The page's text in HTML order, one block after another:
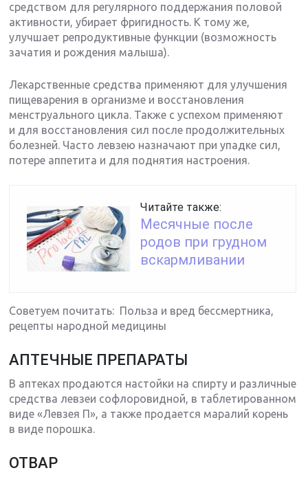
средством для регулярного поддержания половой
активности, убирает фригидность. К тому же,
улучшает репродуктивные функции (возможность
зачатия и рождения малыша).
Лекарственные средства применяют для улучшения
пищеварения в организме и восстановления
менструального цикла. Также с успехом применяют
и для восстановления сил после продолжительных
болезней. Часто левзею назначают при упадке сил,
потере аппетита и для поднятия настроения.
Читайте также:
Месячные после
родов при грудном
вскармливании
Советуем почитать: Польза и вред бессмертника,
рецепты народной медицины
АПТЕЧНЫЕ ПРЕПАРАТЫ
В аптеках продаются настойки на спирту и различные
средства левзеи софлоровидной, в таблетированном
виде «Левзея П», а также продается маралий корень
в виде порошка.
ОТВАР